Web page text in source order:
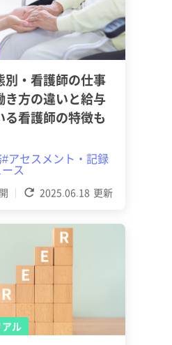
2025.06.18 更新
別・看護師の仕事
き方の違いと給与
る看護師の特徴も
#アセスメント・記録
ス
ル